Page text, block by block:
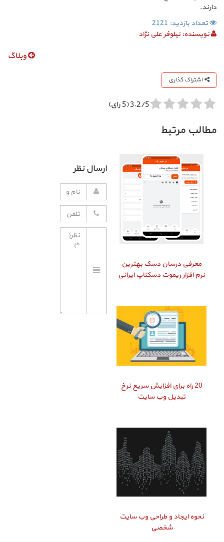
دارند.
تعداد بازدید: 2121
نویسنده: نیلوفر علی نژاد
وبلاگ
اشتراک گذاری
3.2/5 (5 رای)
مطالب مرتبط
معرفی درسان دسک بهترین
نرم افزار ریموت دسکتاپ ایرانی
20 راه برای افزایش سریع نرخ
تبدیل وب سایت
نحوه ایجاد و طراحی وب سایت
شخصی
ارسال نظر